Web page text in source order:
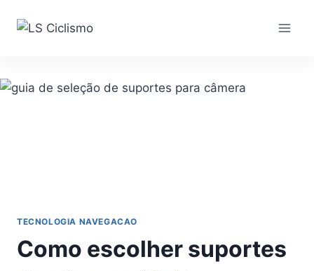
para
TECNOLOGIA NAVEGACAO
Como escolher suportes